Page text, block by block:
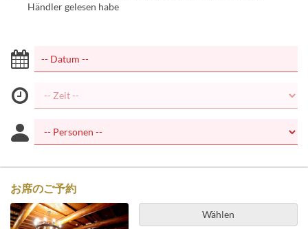
Händler gelesen habe
お席のご予約
Wählen